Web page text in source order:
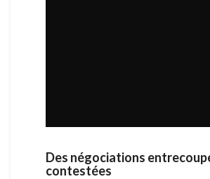
Des négociations
contestées